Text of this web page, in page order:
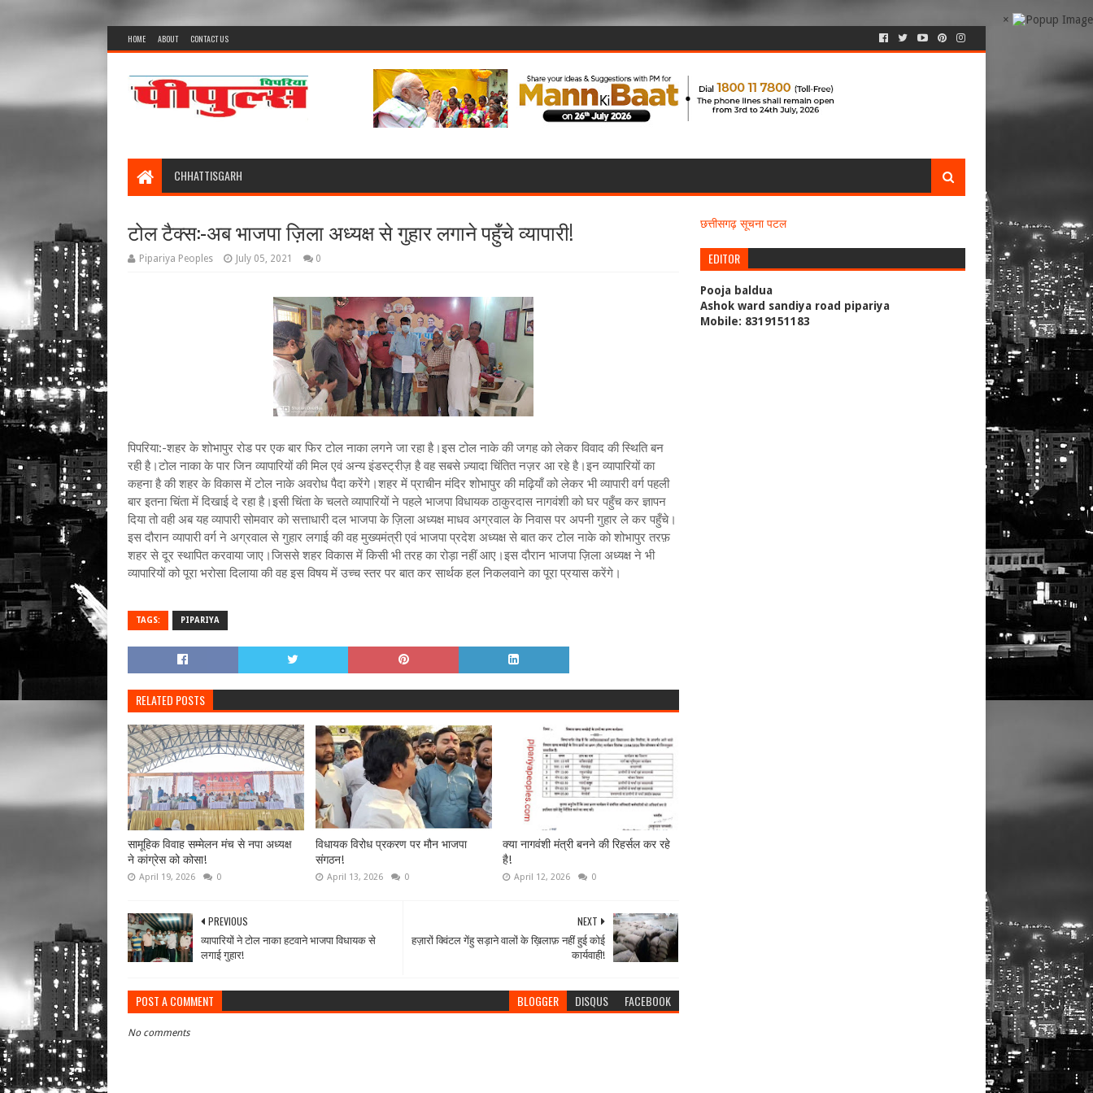
×
HOME ABOUT CONTACT US
CHHATTISGARH
टोल टैक्स:-अब भाजपा ज़िला अध्यक्ष से गुहार लगाने पहुँचे व्यापारी!
Pipariya Peoples July 05, 2021 0
पिपरिया:-शहर के शोभापुर रोड पर एक बार फिर टोल नाका लगने जा रहा है।इस टोल नाके की जगह को लेकर विवाद की स्थिति बन
रही है।टोल नाका के पार जिन व्यापारियों की मिल एवं अन्य इंडस्ट्रीज़ है वह सबसे ज़्यादा चिंतित नज़र आ रहे है।इन व्यापारियों का
कहना है की शहर के विकास में टोल नाके अवरोध पैदा करेंगे।शहर में प्राचीन मंदिर शोभापुर की मढ़ियाँ को लेकर भी व्यापारी वर्ग पहली
बार इतना चिंता में दिखाई दे रहा है।इसी चिंता के चलते व्यापारियों ने पहले भाजपा विधायक ठाकुरदास नागवंशी को घर पहुँच कर ज्ञापन
दिया तो वही अब यह व्यापारी सोमवार को सत्ताधारी दल भाजपा के ज़िला अध्यक्ष माधव अग्रवाल के निवास पर अपनी गुहार ले कर पहुँचे।
इस दौरान व्यापारी वर्ग ने अग्रवाल से गुहार लगाई की वह मुख्यमंत्री एवं भाजपा प्रदेश अध्यक्ष से बात कर टोल नाके को शोभापुर तरफ़
शहर से दूर स्थापित करवाया जाए।जिससे शहर विकास में किसी भी तरह का रोड़ा नहीं आए।इस दौरान भाजपा ज़िला अध्यक्ष ने भी
व्यापारियों को पूरा भरोसा दिलाया की वह इस विषय में उच्च स्तर पर बात कर सार्थक हल निकलवाने का पूरा प्रयास करेंगे।
TAGS: PIPARIYA
RELATED POSTS
सामूहिक विवाह सम्मेलन मंच से नपा अध्यक्ष
ने कांग्रेस को कोसा!
April 19, 2026 0
विधायक विरोध प्रकरण पर मौन भाजपा
संगठन!
April 13, 2026 0
क्या नागवंशी मंत्री बनने की रिहर्सल कर रहे
है!
April 12, 2026 0
NEXT
हज़ारों क्विंटल गेंहु सड़ाने वालों के ख़िलाफ़ नहीं हुई कोई
कार्यवाही!
PREVIOUS
व्यापारियों ने टोल नाका हटवाने भाजपा विधायक से
लगाई गुहार!
POST A COMMENT BLOGGER DISQUS FACEBOOK
No comments
छत्तीसगढ़ सूचना पटल
EDITOR
Pooja baldua
Ashok ward sandiya road pipariya
Mobile: 8319151183